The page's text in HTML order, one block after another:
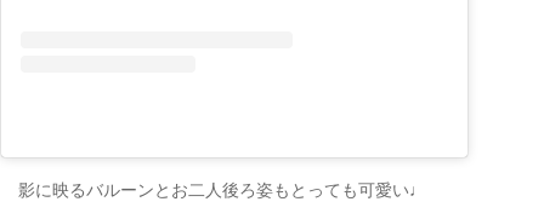
影に映るバルーンとお二人後ろ姿もとっても可愛い♩